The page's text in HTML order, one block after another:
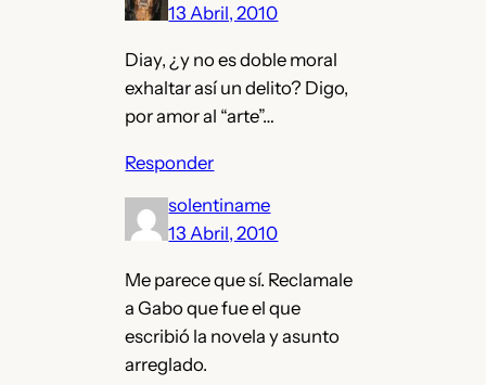
13 Abril, 2010
Diay, ¿y no es doble moral
exhaltar así un delito? Digo,
por amor al “arte”…
Responder
solentiname
13 Abril, 2010
Me parece que sí. Reclamale
a Gabo que fue el que
escribió la novela y asunto
arreglado.